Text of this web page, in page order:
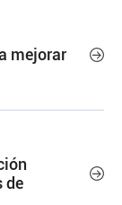
mejorar

de
